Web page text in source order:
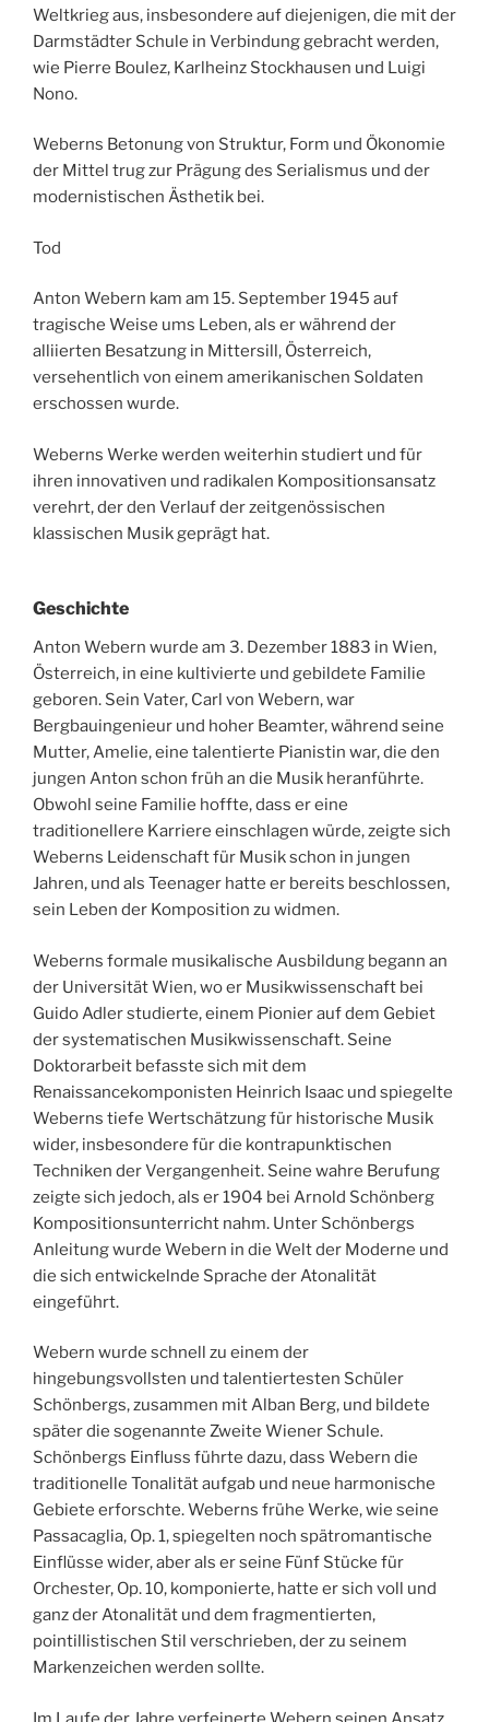
Weltkrieg aus, insbesondere auf diejenigen, die mit der
Darmstädter Schule in Verbindung gebracht werden,
wie Pierre Boulez, Karlheinz Stockhausen und Luigi
Nono.
Weberns Betonung von Struktur, Form und Ökonomie
der Mittel trug zur Prägung des Serialismus und der
modernistischen Ästhetik bei.
Tod
Anton Webern kam am 15. September 1945 auf
tragische Weise ums Leben, als er während der
alliierten Besatzung in Mittersill, Österreich,
versehentlich von einem amerikanischen Soldaten
erschossen wurde.
Weberns Werke werden weiterhin studiert und für
ihren innovativen und radikalen Kompositionsansatz
verehrt, der den Verlauf der zeitgenössischen
klassischen Musik geprägt hat.
Geschichte
Anton Webern wurde am 3. Dezember 1883 in Wien,
Österreich, in eine kultivierte und gebildete Familie
geboren. Sein Vater, Carl von Webern, war
Bergbauingenieur und hoher Beamter, während seine
Mutter, Amelie, eine talentierte Pianistin war, die den
jungen Anton schon früh an die Musik heranführte.
Obwohl seine Familie hoffte, dass er eine
traditionellere Karriere einschlagen würde, zeigte sich
Weberns Leidenschaft für Musik schon in jungen
Jahren, und als Teenager hatte er bereits beschlossen,
sein Leben der Komposition zu widmen.
Weberns formale musikalische Ausbildung begann an
der Universität Wien, wo er Musikwissenschaft bei
Guido Adler studierte, einem Pionier auf dem Gebiet
der systematischen Musikwissenschaft. Seine
Doktorarbeit befasste sich mit dem
Renaissancekomponisten Heinrich Isaac und spiegelte
Weberns tiefe Wertschätzung für historische Musik
wider, insbesondere für die kontrapunktischen
Techniken der Vergangenheit. Seine wahre Berufung
zeigte sich jedoch, als er 1904 bei Arnold Schönberg
Kompositionsunterricht nahm. Unter Schönbergs
Anleitung wurde Webern in die Welt der Moderne und
die sich entwickelnde Sprache der Atonalität
eingeführt.
Webern wurde schnell zu einem der
hingebungsvollsten und talentiertesten Schüler
Schönbergs, zusammen mit Alban Berg, und bildete
später die sogenannte Zweite Wiener Schule.
Schönbergs Einfluss führte dazu, dass Webern die
traditionelle Tonalität aufgab und neue harmonische
Gebiete erforschte. Weberns frühe Werke, wie seine
Passacaglia, Op. 1, spiegelten noch spätromantische
Einflüsse wider, aber als er seine Fünf Stücke für
Orchester, Op. 10, komponierte, hatte er sich voll und
ganz der Atonalität und dem fragmentierten,
pointillistischen Stil verschrieben, der zu seinem
Markenzeichen werden sollte.